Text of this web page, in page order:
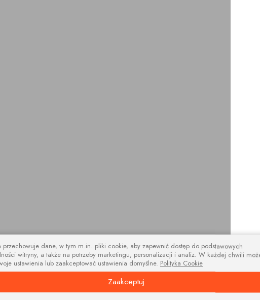
design
szyna i nowoczesne wsporniki i tworzą niebanalną kompozycję estetyczną łączącą
polecamy w trzech kolorach: aluminium szczotkowane, czerny i biały
przechowuje dane, w tym m.in. pliki cookie, aby zapewnić dostęp do podstawowych
witryny, a także na potrzeby marketingu, personalizacji i analiz. W każdej chwili
ustawienia lub zaakceptować ustawienia domyślne. Polityka Cookie
Zaakceptuj